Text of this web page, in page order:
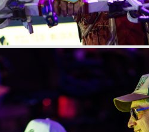
SPEL OCH AKTIVITETER